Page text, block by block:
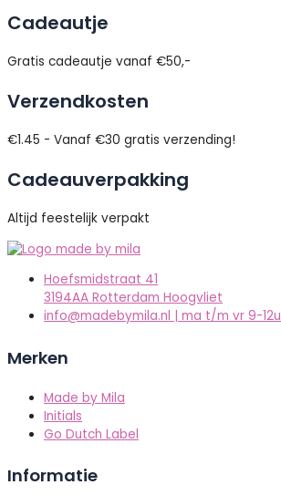
Cadeautje
Gratis cadeautje vanaf €50,-
Verzendkosten
€1.45 - Vanaf €30 gratis verzending!
Cadeauverpakking
Altijd feestelijk verpakt
Hoefsmidstraat 41
3194AA Rotterdam Hoogvliet
info@madebymila.nl | ma t/m vr 9-12u
Merken
Made by Mila
Initials
Go Dutch Label
Informatie